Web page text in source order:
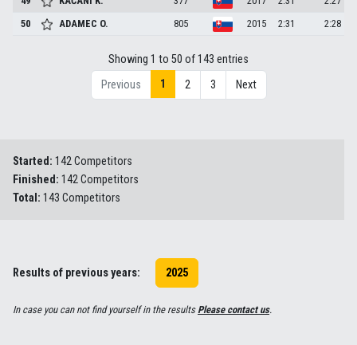
50
ADAMEC O. 805 2015 2:31 2:28
Showing 1 to 50 of 143 entries
Previous
1 2 3 Next
Started: 142 Competitors
Finished: 142 Competitors
Total: 143 Competitors
Results of previous years: 2025
In case you can not find yourself in the resultsPlease contact us.